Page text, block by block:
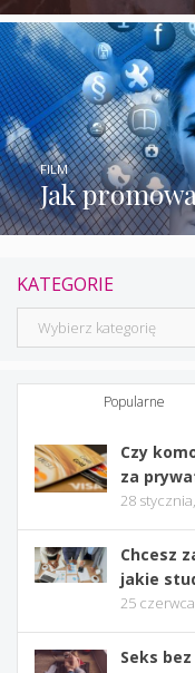
Jak
FILM
KATEGORIE
Kategorie
Popularne
Czy
za
28
Chcesz
jakie
25
Seks